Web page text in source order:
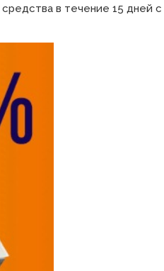
в течение 15 дней с